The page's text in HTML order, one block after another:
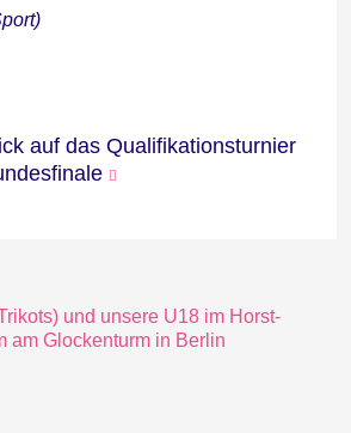
auf das Qualifikationsturnier
und unsere U18 im Horst-
am Glockenturm in Berlin